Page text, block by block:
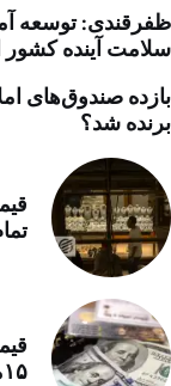
ظفرقندی: توسعه
سلامت آینده
بازده صندوق‌های
برنده شد؟
۱۵مرداد/ افزایش قیمت ها + جدول